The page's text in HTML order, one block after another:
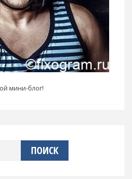
мини-блог!